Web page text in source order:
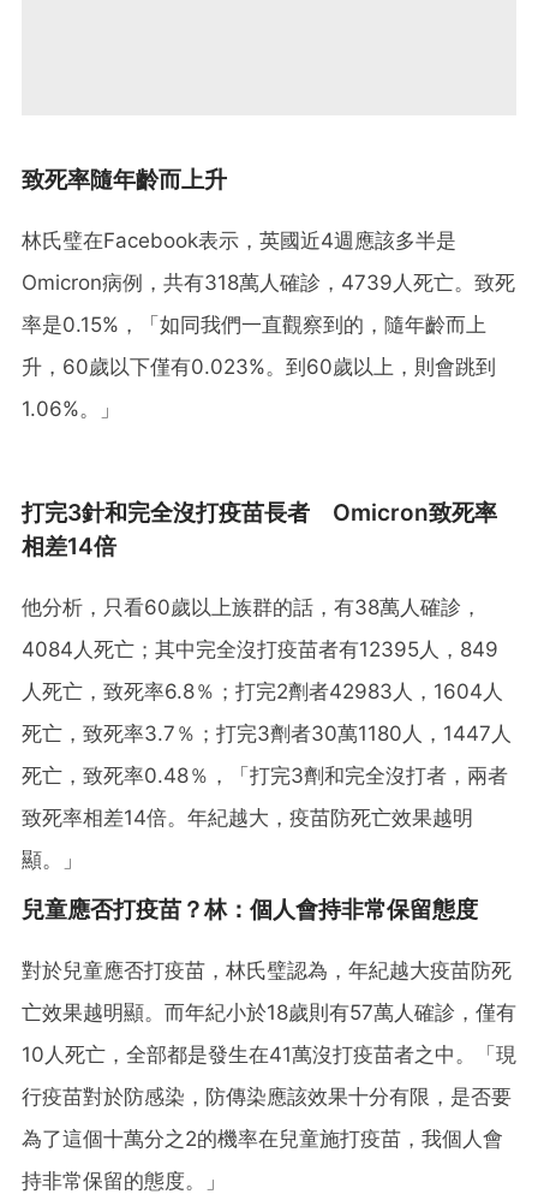
致死率隨年齡而上升
林氏璧在Facebook表示，英國近4週應該多半是
Omicron病例，共有318萬人確診，4739人死亡。致死
率是0.15%，「如同我們一直觀察到的，隨年齡而上
升，60歲以下僅有0.023%。到60歲以上，則會跳到
1.06%。」
打完3針和完全沒打疫苗長者 Omicron致死率
相差14倍
他分析，只看60歲以上族群的話，有38萬人確診，
4084人死亡；其中完全沒打疫苗者有12395人，849
人死亡，致死率6.8％；打完2劑者42983人，1604人
死亡，致死率3.7％；打完3劑者30萬1180人，1447人
死亡，致死率0.48％，「打完3劑和完全沒打者，兩者
致死率相差14倍。年紀越大，疫苗防死亡效果越明
顯。」
兒童應否打疫苗？林：個人會持非常保留態度
對於兒童應否打疫苗，林氏璧認為，年紀越大疫苗防死
亡效果越明顯。而年紀小於18歲則有57萬人確診，僅有
10人死亡，全部都是發生在41萬沒打疫苗者之中。「現
行疫苗對於防感染，防傳染應該效果十分有限，是否要
為了這個十萬分之2的機率在兒童施打疫苗，我個人會
持非常保留的態度。」